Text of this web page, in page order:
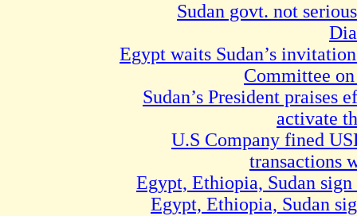
Sudan govt. not
Egypt waits Sudan’s
Committee
Sudan’s President praises
activate
U.S Company fined
transactions
Egypt, Ethiopia, Sudan
Egypt, Ethiopia, Sudan